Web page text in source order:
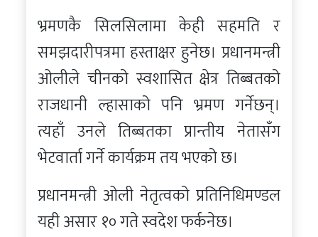
भ्रमणकै सिलसिलामा केही सहमति र
समझदारीपत्रमा हस्ताक्षर हुनेछ। प्रधानमन्त्री
ओलीले चीनको स्वशासित क्षेत्र तिब्बतको
राजधानी ल्हासाको पनि भ्रमण गर्नेछन्।
त्यहाँ उनले तिब्बतका प्रान्तीय नेतासँग
भेटवार्ता गर्ने कार्यक्रम तय भएको छ।
प्रधानमन्त्री ओली नेतृत्वको प्रतिनिधिमण्डल
यही असार १० गते स्वदेश फर्कनेछ।